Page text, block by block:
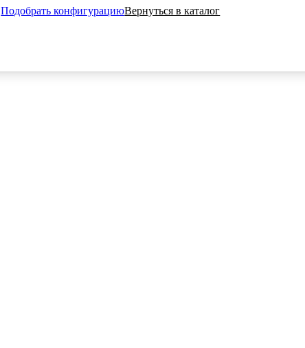
Подобрать конфигурациюВернуться в каталог